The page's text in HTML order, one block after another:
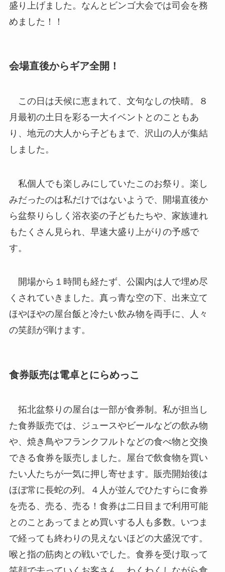
盛り上げました。なんとビンゴ大会では司会を務
めました！！
会場直後からギア全開！
この日は天候に恵まれて、文句なしの快晴。８
月最初の土日を彩る一大イベントとのこともあ
り、地元の大人から子どもまで、沢山の人が集結
しました。
私個人でも楽しみにしていたこのお祭り。楽し
みだったのは私だけではないようで、開場直後か
ら盆祭りらしく浴衣姿の子どもたちや、家族連れ
もたくさん見られ、早速大盛り上がりの予感で
す。
開場から１時間も経たず、公園内は人で埋め尽
くされていきました。真っ青な空の下、出来立て
ほやほやの屋台飯と冷たい飲み物を両手に、人々
の笑顔が弾けます。
食券販売は電卓とにらめっこ
拓北盆祭りの屋台は一部が食券制。私が担当し
た食券販売では、ジュースやビールなどの飲み物
や、焼き鳥やフランクフルトなどの食べ物と交換
できる食券を販売しました。屋台で飲食物を買い
たい人たちが一気に押し寄せます。販売開始後は
ほぼ常に長蛇の列。４人が並んでひたすらに食券
を売る、売る、売る！食券は二日目まで利用可能
とのことあってまとめ買いする人も多数。いつま
で経っても終わりの見えないほどの大盛況です。
喉と指の筋肉との戦いでした。食券を受け取って